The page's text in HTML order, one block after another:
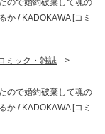
ので婚約破棄して魂の
か / KADOKAWA [コミ
ミック・雑誌
>
ので婚約破棄して魂の
か / KADOKAWA [コミ